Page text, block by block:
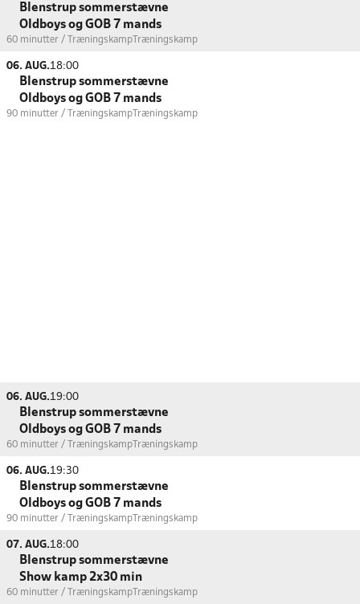
Blenstrup sommerstævne
Oldboys og GOB 7 mands
60 minutter / Træningskamp Træningskamp
06. AUG.18:00
Blenstrup sommerstævne
Oldboys og GOB 7 mands
90 minutter / Træningskamp Træningskamp
06. AUG.19:00
Blenstrup sommerstævne
Oldboys og GOB 7 mands
60 minutter / Træningskamp Træningskamp
06. AUG.19:30
Blenstrup sommerstævne
Oldboys og GOB 7 mands
90 minutter / Træningskamp Træningskamp
07. AUG.18:00
Blenstrup sommerstævne
Show kamp 2x30 min
60 minutter / Træningskamp Træningskamp